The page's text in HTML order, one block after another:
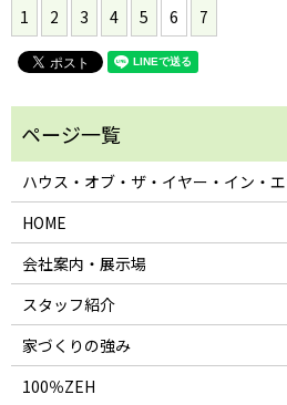
1 2 3 4 5 6 7
ハウス・オブ・ザ・イヤー・イン・
HOME
会社案内・展示場
スタッフ紹介
家づくりの強み
100％ZEH